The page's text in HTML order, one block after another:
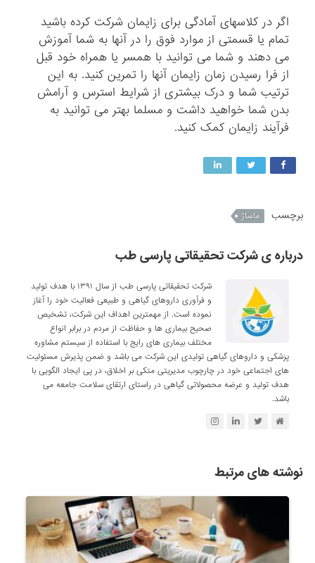
اگر در کلاسهای آمادگی برای زایمان شرکت کرده باشید
تمام یا قسمتی از موارد فوق را در آنها به شما آموزش
می دهند و شما می توانید با همسر یا همراه خود قبل
از فرا رسیدن زمان زایمان آنها را تمرین کنید. به این
ترتیب شما و درک بیشتری از شرایط استرس و آرامش
بدن شما خواهید داشت و مسلما بهتر می توانید به
فرآیند زایمان کمک کنید.
برچسب ماساژ
درباره ی شرکت تحقیقاتی پارسی طب
شرکت تحقیقاتی پارسی طب از سال ۱۳۹۱ با هدف تولید
و فرآوری داروهای گیاهی و طبیعی فعالیت خود را آغاز
نموده است. از مهمترین اهداف این شرکت، تشخیص
صحیح بیماری ها و حفاظت از مردم در برابر انواع
مختلف بیماری های رایج با استفاده از سیستم مشاوره
پزشکی و داروهای گیاهی تولیدی این شرکت می باشد و ضمن پذیرش مسئولیت
های اجتماعی خود در چارچوب مدیریتی متکی بر اخلاق، در پی ایجاد الگویی با
هدف تولید و عرضه محصولاتی گیاهی در راستای ارتقای سلامت جامعه می
باشد.
نوشته های مرتبط